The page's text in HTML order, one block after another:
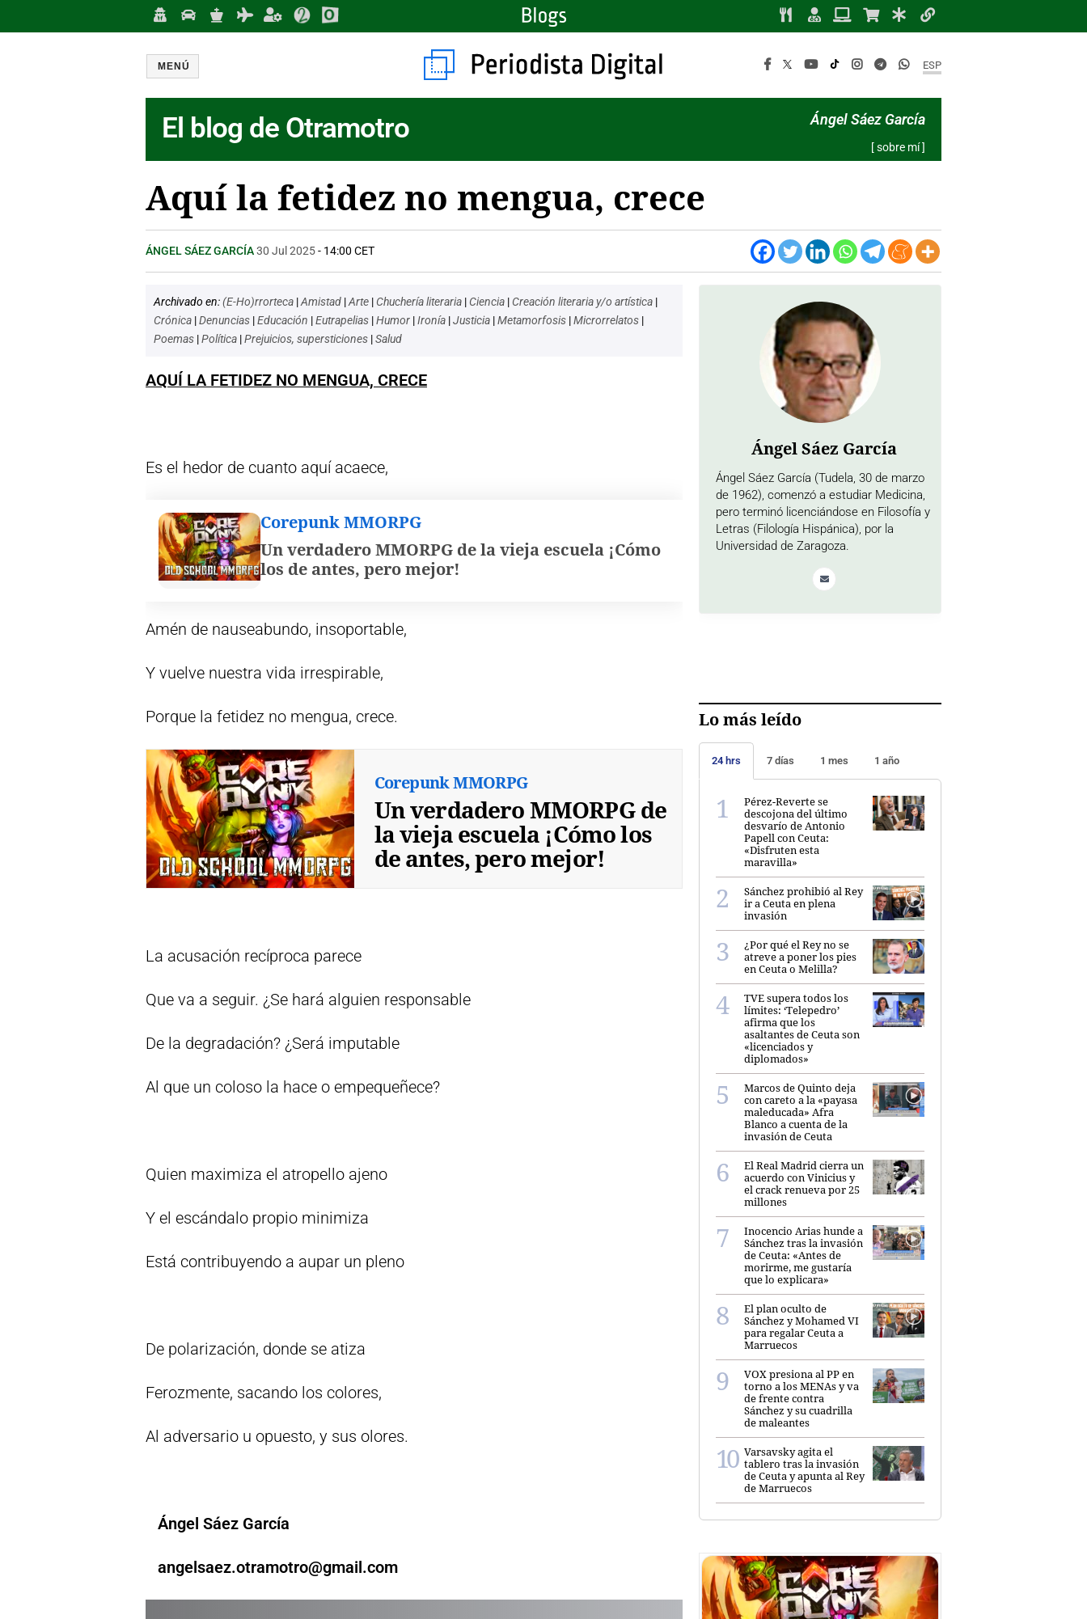
ESP
MENÚ
El blog de Otramotro Ángel Sáez García
[ sobre mí ]
Aquí la fetidez no mengua, crece
ÁNGEL SÁEZ GARCÍA30 Jul 2025- 14:00 CET
Archivado en:(E-Ho)rrorteca |Amistad |Arte | Chuchería literaria | Ciencia | Creación literaria y/o artística |
Crónica |Denuncias |Educación |Eutrapelias |Humor |Ironía |Justicia |Metamorfosis |Microrrelatos |
Poemas |Política |Prejuicios, supersticiones |Salud
AQUÍ LA FETIDEZ NO MENGUA, CRECE
Es el hedor de cuanto aquí acaece,
Corepunk MMORPG
Un verdadero MMORPG de la vieja escuela ¡Cómo
los de antes, pero mejor!
Amén de nauseabundo, insoportable,
Y vuelve nuestra vida irrespirable,
Porque la fetidez no mengua, crece.
Corepunk MMORPG
Un verdadero MMORPG de
la vieja escuela ¡Cómo los
de antes, pero mejor!
La acusación recíproca parece
Que va a seguir. ¿Se hará alguien responsable
De la degradación? ¿Será imputable
Al que un coloso la hace o empequeñece?
Quien maximiza el atropello ajeno
Y el escándalo propio minimiza
Está contribuyendo a aupar un pleno
De polarización, donde se atiza
Ferozmente, sacando los colores,
Al adversario u opuesto, y sus olores.
Ángel Sáez García
angelsaez.otramotro@gmail.com
Ángel Sáez García
Ángel Sáez García (Tudela, 30 de marzo
de 1962), comenzó a estudiar Medicina,
pero terminó licenciándose en Filosofía y
Letras (Filología Hispánica), por la
Universidad de Zaragoza.
Lo más leído
24 hrs 7 días 1 mes 1 año
Pérez-Reverte se
descojona del último
desvarío de Antonio
Papell con Ceuta:
«Disfruten esta
maravilla»
Sánchez prohibió al Rey
ir a Ceuta en plena
invasión
¿Por qué el Rey no se
atreve a poner los pies
en Ceuta o Melilla?
TVE supera todos los
límites: ‘Telepedro’
afirma que los
asaltantes de Ceuta son
«licenciados y
diplomados»
Marcos de Quinto deja
con careto a la «payasa
maleducada» Afra
Blanco a cuenta de la
invasión de Ceuta
El Real Madrid cierra un
acuerdo con Vinicius y
el crack renueva por 25
millones
Inocencio Arias hunde a
Sánchez tras la invasión
de Ceuta: «Antes de
morirme, me gustaría
que lo explicara»
El plan oculto de
Sánchez y Mohamed VI
para regalar Ceuta a
Marruecos
VOX presiona al PP en
torno a los MENAs y va
de frente contra
Sánchez y su cuadrilla
de maleantes
Varsavsky agita el
tablero tras la invasión
de Ceuta y apunta al Rey
de Marruecos